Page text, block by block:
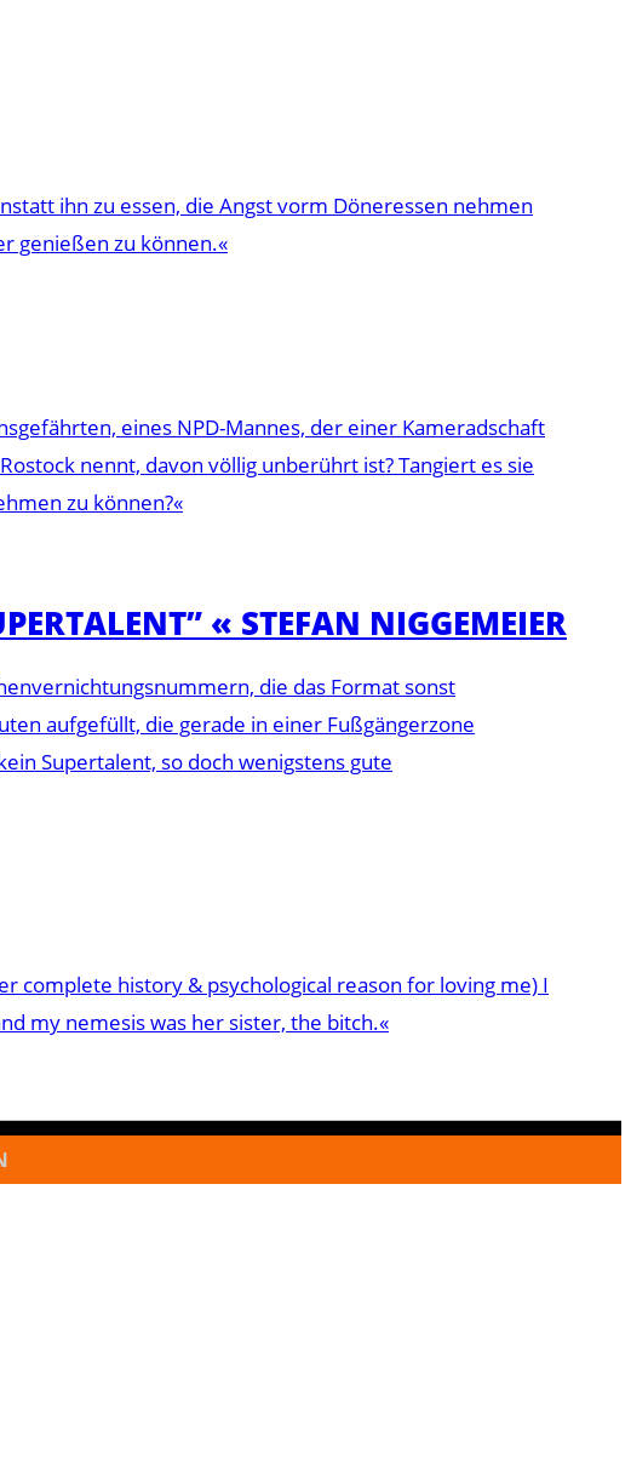
ihn zu essen, die Angst vorm Döneressen nehmen
genießen zu können.«
eines NPD-Mannes, der einer Kameradschaft
nennt, davon völlig unberührt ist? Tangiert es sie
zu können?«
« STEFAN NIGGEMEIER
die das Format sonst
aufgefüllt, die gerade in einer Fußgängerzone
Supertalent, so doch wenigstens gute
complete history & psychological reason for loving me) I
my nemesis was her sister, the bitch.«